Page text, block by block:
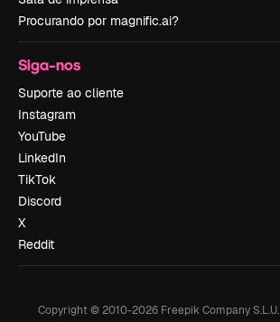
Procurando por magnific.ai?
Siga-nos
Suporte ao cliente
Instagram
YouTube
LinkedIn
TikTok
Discord
X
Reddit
Copyright © 2010-2026Freepik Company S.L.U.